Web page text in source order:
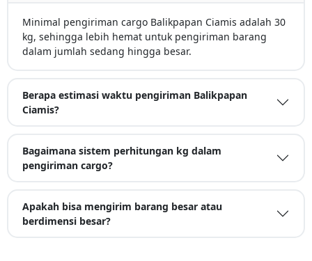
Minimal pengiriman cargo Balikpapan Ciamis adalah 30
kg, sehingga lebih hemat untuk pengiriman barang
dalam jumlah sedang hingga besar.
Berapa estimasi waktu pengiriman Balikpapan
Ciamis?
Bagaimana sistem perhitungan kg dalam
pengiriman cargo?
Apakah bisa mengirim barang besar atau
berdimensi besar?